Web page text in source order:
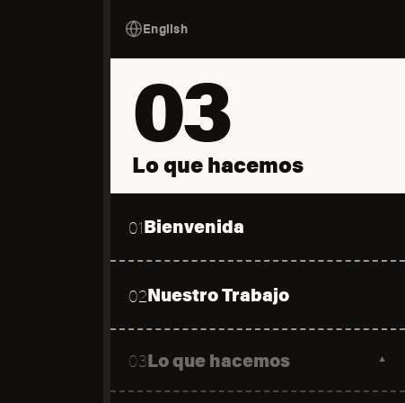
English
03
Lo que hacemos
01Bienvenida
02Nuestro Trabajo
03Lo que hacemos ▼